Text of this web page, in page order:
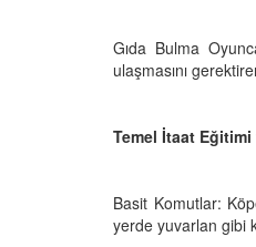
Gıda Bulma
ulaşmasını
Temel İtaat
Basit Komutlar:
yerde yuvarlan gibi
Boş Duvara